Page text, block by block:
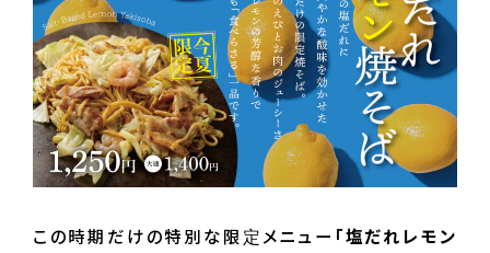
この時期だけの特別な限定メニュー 「塩だれレモン